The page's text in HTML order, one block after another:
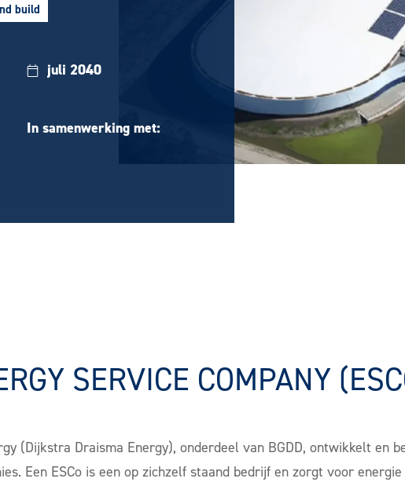
build
juli 2040
In samenwerking met:
SERVICE COMPANY
(Dijkstra Draisma Energy), onderdeel van BGDD, ontwikkelt en
Een ESCo is een op zichzelf staand bedrijf en zorgt voor